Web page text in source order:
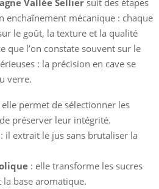
enchaînement mécanique : chaque
le goût, la texture et la qualité
que l’on constate souvent sur le
: la précision en cave se
verre.
elle permet de sélectionner les
préserver leur intégrité.
: il extrait le jus sans brutaliser la
: elle transforme les sucres
base aromatique.